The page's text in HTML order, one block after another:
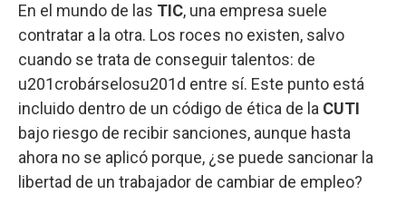
En el mundo de las TIC, una empresa suele
contratar a la otra. Los roces no existen, salvo
cuando se trata de conseguir talentos: de
u201crobárselosu201d entre sí. Este punto está
incluido dentro de un código de ética de la CUTI
bajo riesgo de recibir sanciones, aunque hasta
ahora no se aplicó porque, ¿se puede sancionar la
libertad de un trabajador de cambiar de empleo?